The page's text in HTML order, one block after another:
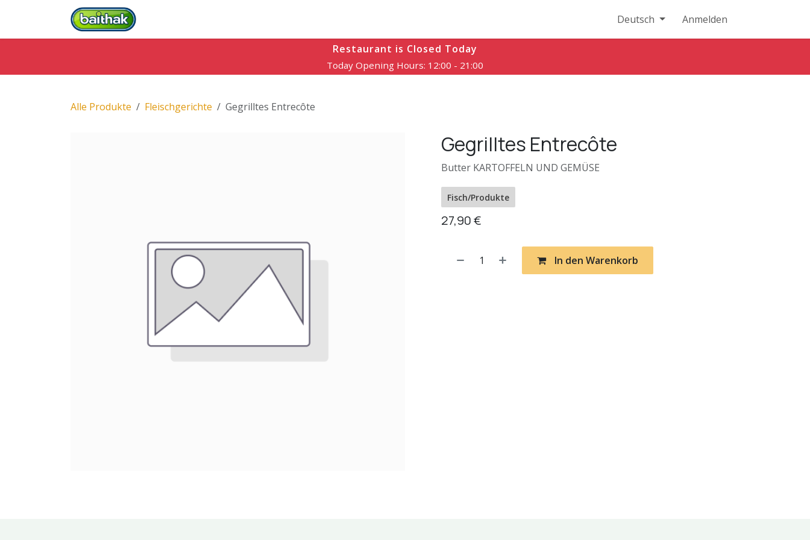
Zum Inhalt springen
Deutsch Anmelden
Restaurant is Closed Today
Today Opening Hours: 12:00 - 21:00
Alle Produkte Fleischgerichte Gegrilltes Entrecôte
Gegrilltes Entrecôte
Butter KARTOFFELN UND GEMÜSE
Fisch/Produkte
27,90€
In den Warenkorb